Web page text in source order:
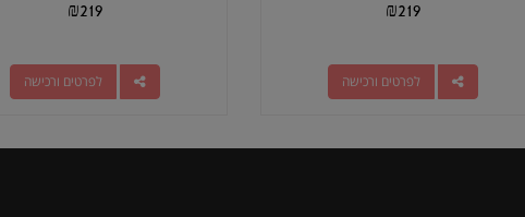
₪219
לפרטים ורכישה
₪219
לפרטים ורכישה